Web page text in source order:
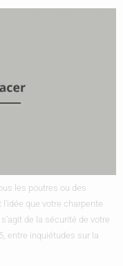
les poutres ou des
que votre charpente
de la sécurité de votre
entre inquiétudes sur la